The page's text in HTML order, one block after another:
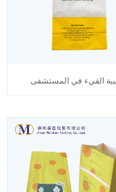
القيء في المستشفى